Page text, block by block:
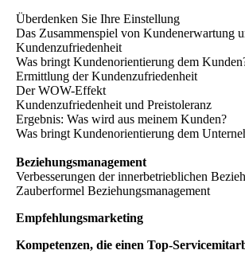
Überdenken Sie Ihre Einstellung
Das Zusammenspiel von Kundenerwartung
Kundenzufriedenheit
Was bringt Kundenorientierung dem
Ermittlung der Kundenzufriedenheit
Der WOW-Effekt
Kundenzufriedenheit und Preistoleranz
Ergebnis: Was wird aus meinem Kunden?
Was bringt Kundenorientierung dem
Beziehungsmanagement
Verbesserungen der innerbetrieblichen
Zauberformel Beziehungsmanagement
Empfehlungsmarketing
Kompetenzen, die einen Top-